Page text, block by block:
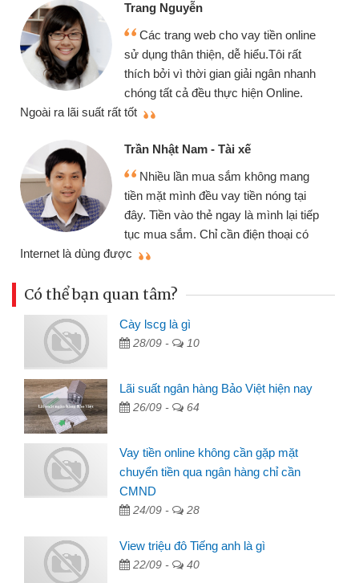
Trang Nguyễn
Các trang web cho vay tiền online
sử dụng thân thiện, dễ hiểu.Tôi rất
thích bởi vì thời gian giải ngân nhanh
chóng tất cả đều thực hiện Online.
Ngoài ra lãi suất rất tốt
Trần Nhật Nam - Tài xế
Nhiều lần mua sắm không mang
tiền mặt mình đều vay tiền nóng tại
đây. Tiền vào thẻ ngay là mình lại tiếp
tục mua sắm. Chỉ cần điện thoại có
Internet là dùng được
Có thể bạn quan tâm?
Cày lscg là gì
28/09 - 10
Lãi suất ngân hàng Bảo Việt hiện nay
26/09 - 64
Vay tiền online không cần gặp mặt
chuyển tiền qua ngân hàng chỉ cần
CMND
24/09 - 28
View triệu đô Tiếng anh là gì
22/09 - 40